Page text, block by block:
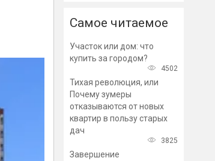
Самое читаемое
Участок или дом: что
купить за городом?
4502
Тихая революция, или
Почему зумеры
отказываются от новых
квартир в пользу старых
дач
3825
Завершение